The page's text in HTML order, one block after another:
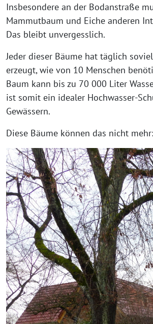
Insbesondere an der Bodanstraße
Mammutbaum und Eiche ande­ren
Das bleibt unvergesslich.
Jeder die­ser Bäume hat täg­lich
erzeugt, wie von 10 Menschen
Baum kann bis zu 70 000 Liter
ist somit ein idea­ler Hochwasser-
Gewässern.
Diese Bäume kön­nen das nicht mehr: